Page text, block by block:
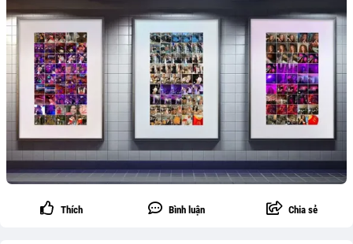
Thích Bình luận Chia sẻ